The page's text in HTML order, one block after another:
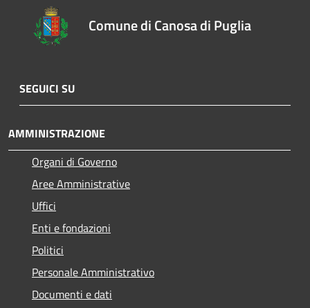
Comune di Canosa di Puglia
SEGUICI SU
AMMINISTRAZIONE
Organi di Governo
Aree Amministrative
Uffici
Enti e fondazioni
Politici
Personale Amministrativo
Documenti e dati